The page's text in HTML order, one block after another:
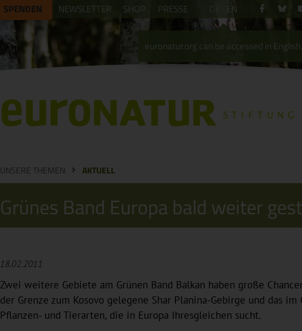
SPENDEN NEWSLETTER SHOP PRESSE
euronatur.org can be accessed in English.
EN
UNSERE THEMEN AKTUELL
Grünes Band Europa bald weiter
18.02.2011
Zwei weitere Gebiete am Grünen Band Balkan haben große
der Grenze zum Kosovo gelegene Shar Planina-Gebirge und das
Pflanzen- und Tierarten, die in Europa Ihresgleichen sucht.